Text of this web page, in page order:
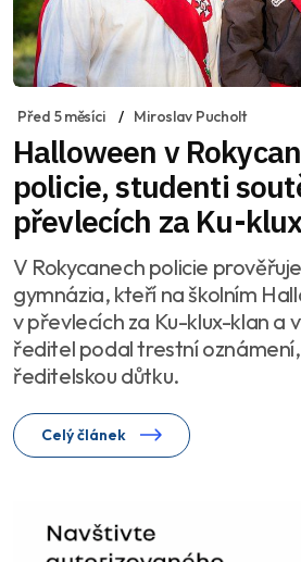
Před 5 měsíci Miroslav Pucholt
Halloween v
policie, studenti
převlecích za Ku-
V Rokycanech policie
gymnázia, kteří na školním
v převlecích za Ku-klux-klan a
ředitel podal trestní oznámení,
ředitelskou důtku.
Celý článek